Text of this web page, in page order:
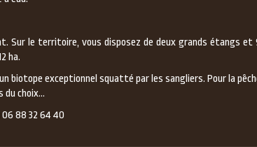
Sur le territoire, vous disposez de deux grands étangs et
ha.
biotope exceptionnel squatté par les sangliers. Pour la
du choix...
88 32 64 40